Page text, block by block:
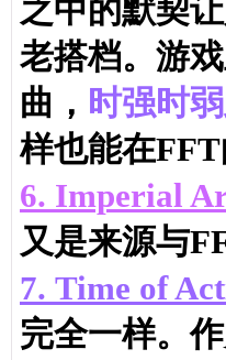
之中的默契
老搭档。游
曲， 时强时
样也能在
6. Imperial
又是来源与
7. Time of
完全一样。